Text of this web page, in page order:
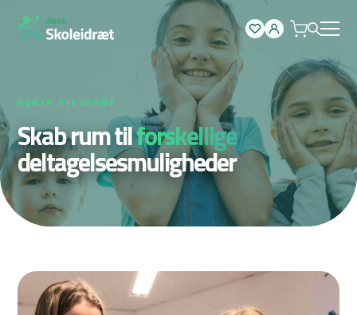
HJÆLP ELEVERNE
Skab rum tilforskellige
deltagelsesmuligheder